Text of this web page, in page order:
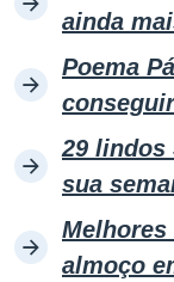
ainda
Poema
29 lindos
sua
Melhores
almoço